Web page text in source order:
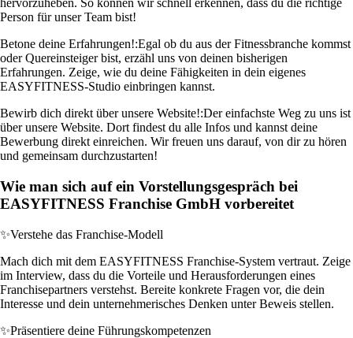
hervorzuheben. So können wir schnell erkennen, dass du die richtige
Person für unser Team bist!
Betone deine Erfahrungen!:Egal ob du aus der Fitnessbranche kommst
oder Quereinsteiger bist, erzähl uns von deinen bisherigen
Erfahrungen. Zeige, wie du deine Fähigkeiten in dein eigenes
EASYFITNESS-Studio einbringen kannst.
Bewirb dich direkt über unsere Website!:Der einfachste Weg zu uns ist
über unsere Website. Dort findest du alle Infos und kannst deine
Bewerbung direkt einreichen. Wir freuen uns darauf, von dir zu hören
und gemeinsam durchzustarten!
Wie man sich auf ein Vorstellungsgespräch bei
EASYFITNESS Franchise GmbH vorbereitet
✨Verstehe das Franchise-Modell
Mach dich mit dem EASYFITNESS Franchise-System vertraut. Zeige
im Interview, dass du die Vorteile und Herausforderungen eines
Franchisepartners verstehst. Bereite konkrete Fragen vor, die dein
Interesse und dein unternehmerisches Denken unter Beweis stellen.
✨Präsentiere deine Führungskompetenzen